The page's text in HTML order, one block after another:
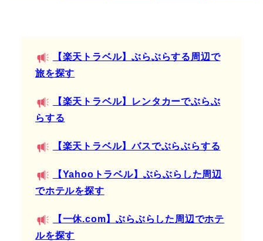
【楽天トラベル】ぶらぶらする周辺で
旅を探す
【楽天トラベル】レンタカーでぶらぶ
らする
【楽天トラベル】バスでぶらぶらする
【Yahooトラベル】ぶらぶらした周辺
でホテルを探す
【一休.com】ぶらぶらした周辺でホテ
ルを探す